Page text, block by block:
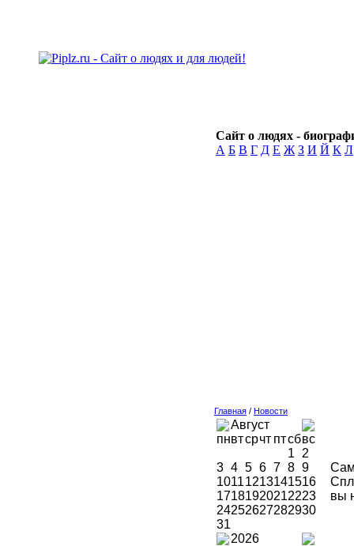
Сайт о людях -
А Б В Г Д Е Ж З И Й К Л
Главная / Новости
Август
пнвтсрчт птсбвс
1
2
3 4 5 6 7 8 9
10111213141516
17181920212223
24252627282930
31
2026
вы